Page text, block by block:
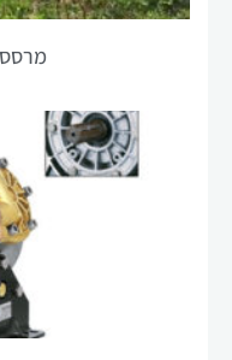
מרסס